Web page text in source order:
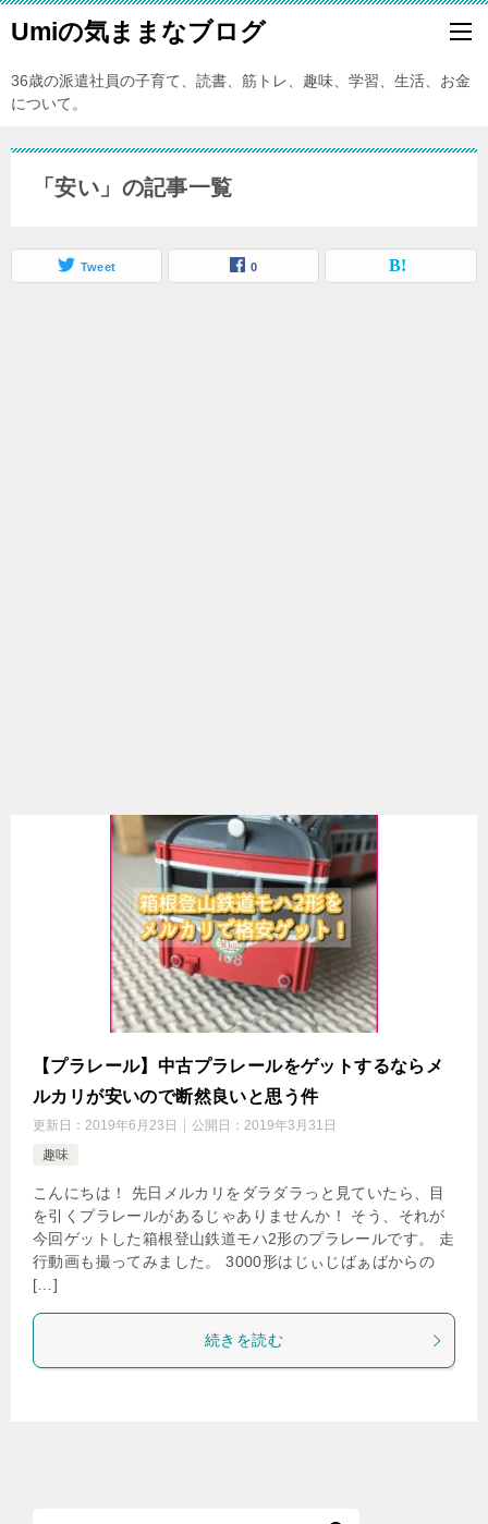
Umiの気ままなブログ
36歳の派遣社員の子育て、読書、筋トレ、趣味、学習、生活、お金
について。
「安い」の記事一覧
Tweet 0
【プラレール】中古プラレールをゲットするならメ
ルカリが安いので断然良いと思う件
更新日： 2019年6月23日 公開日： 2019年3月31日
趣味
こんにちは！ 先日メルカリをダラダラっと見ていたら、目
を引くプラレールがあるじゃありませんか！ そう、それが
今回ゲットした箱根登山鉄道モハ2形のプラレールです。 走
行動画も撮ってみました。 3000形はじぃじばぁばからの
[…]
続きを読む